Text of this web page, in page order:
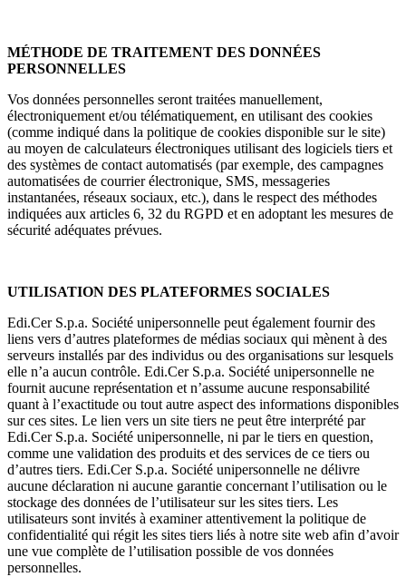
MÉTHODE DE TRAITEMENT DES DONNÉES
PERSONNELLES
Vos données personnelles seront traitées manuellement,
électroniquement et/ou télématiquement, en utilisant des cookies
(comme indiqué dans la politique de cookies disponible sur le site)
au moyen de calculateurs électroniques utilisant des logiciels tiers et
des systèmes de contact automatisés (par exemple, des campagnes
automatisées de courrier électronique, SMS, messageries
instantanées, réseaux sociaux, etc.), dans le respect des méthodes
indiquées aux articles 6, 32 du RGPD et en adoptant les mesures de
sécurité adéquates prévues.
UTILISATION DES PLATEFORMES SOCIALES
Edi.Cer S.p.a. Société unipersonnelle peut également fournir des
liens vers d’autres plateformes de médias sociaux qui mènent à des
serveurs installés par des individus ou des organisations sur lesquels
elle n’a aucun contrôle. Edi.Cer S.p.a. Société unipersonnelle ne
fournit aucune représentation et n’assume aucune responsabilité
quant à l’exactitude ou tout autre aspect des informations disponibles
sur ces sites. Le lien vers un site tiers ne peut être interprété par
Edi.Cer S.p.a. Société unipersonnelle, ni par le tiers en question,
comme une validation des produits et des services de ce tiers ou
d’autres tiers. Edi.Cer S.p.a. Société unipersonnelle ne délivre
aucune déclaration ni aucune garantie concernant l’utilisation ou le
stockage des données de l’utilisateur sur les sites tiers. Les
utilisateurs sont invités à examiner attentivement la politique de
confidentialité qui régit les sites tiers liés à notre site web afin d’avoir
une vue complète de l’utilisation possible de vos données
personnelles.